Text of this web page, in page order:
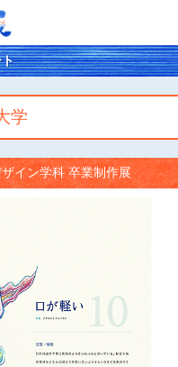
学
イン学科 卒業制作展